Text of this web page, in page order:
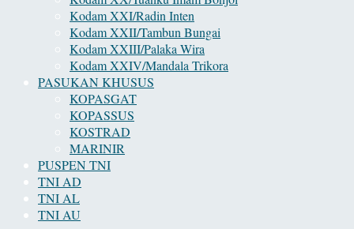
Kodam XXI/Radin Inten
Kodam XXII/Tambun Bungai
Kodam XXIII/Palaka Wira
Kodam XXIV/Mandala Trikora
PASUKAN KHUSUS
KOPASGAT
KOPASSUS
KOSTRAD
MARINIR
PUSPEN TNI
TNI AD
TNI AL
TNI AU